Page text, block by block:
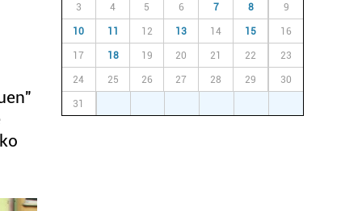
3 4 5 6 7 8 9
10 11 12 13 14 15 16
17 18 19 20 21 22 23
24 25 26 27 28 29 30
31